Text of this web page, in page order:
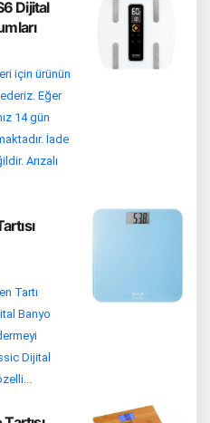
Dijital
için ürünün
Eğer
14 gün
İade
Arızalı
Tartı
Banyo
Dijital